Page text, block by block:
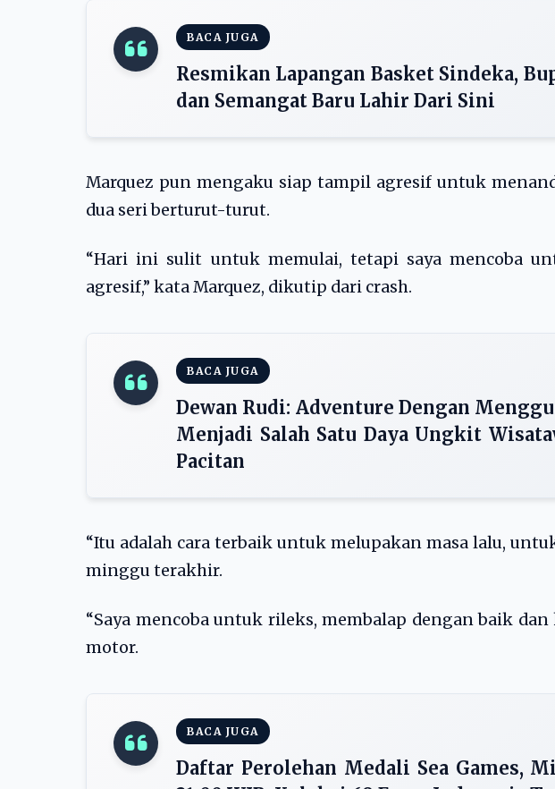
BACA JUGA
Resmikan Lapangan Basket Sindeka,
dan Semangat Baru Lahir Dari Sini
Marquez pun mengaku siap tampil agresif untuk
dua seri berturut-turut.
“Hari ini sulit untuk memulai, tetapi saya mencoba
agresif,” kata Marquez, dikutip dari crash.
BACA JUGA
Dewan Rudi: Adventure Dengan
Menjadi Salah Satu Daya Ungkit
Pacitan
“Itu adalah cara terbaik untuk melupakan masa lalu,
minggu terakhir.
“Saya mencoba untuk rileks, membalap dengan baik
motor.
BACA JUGA
Daftar Perolehan Medali Sea Games,